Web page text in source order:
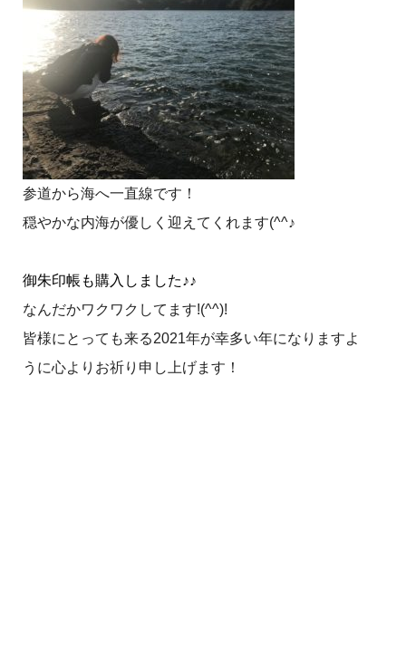
参道から海へ一直線です！
穏やかな内海が優しく迎えてくれます(^^♪
御朱印帳も購入しました♪♪
なんだかワクワクしてます!(^^)!
皆様にとっても来る2021年が幸多い年になりますよ
うに心よりお祈り申し上げます！